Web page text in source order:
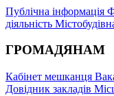
Публічна інформація
діяльність
ГРОМАДЯНАМ
Кабінет мешканця
Довідник закладів